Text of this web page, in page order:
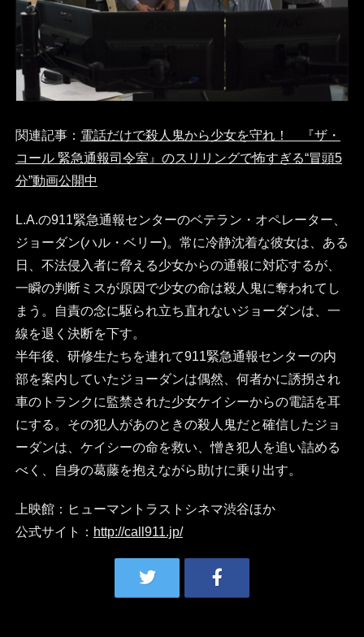
関連記事： 電話だけで殺人鬼から少女を守れ！ 『ザ・
コール 緊急通報司令室』のスリリングで怖すぎる“冒頭5
分”動画公開中
L.A.の911緊急通報センターのベテラン・オペレーター、
ジョーダン(ハル・ベリー)。常に冷静沈着な彼女は、ある
日、不法侵入者に脅える少女からの通報に対応するが、
一瞬の判断ミスが原因で少女の命は殺人鬼に奪われてし
まう。自責の念に駆られ立ち直れないジョーダンは、一
線を退く決断を下す。
半年後、研修生たちを連れて911緊急通報センターの内
部を案内していたジョーダンは偶然、何者かに誘拐され
車のトランクに監禁された少女ケイシーからの電話を耳
にする。その犯人があのときの殺人鬼だと確信したジョ
ーダンは、ケイシーの命を救い、憎き犯人を追い詰める
べく、自身の葛藤を抱えながら助けに乗り出す。
上映館：ヒューマントラストシネマ渋谷ほか
公式サイト： http://call911.jp/